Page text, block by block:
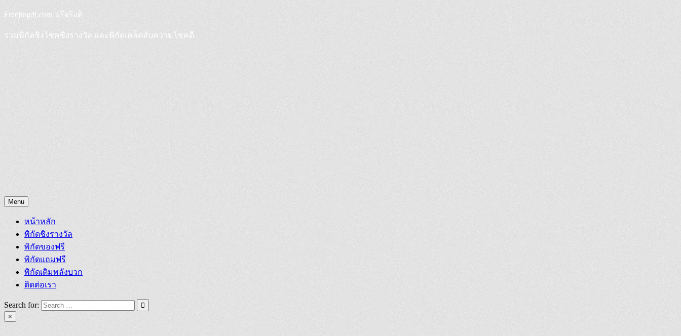
Skip
to
content
Freejingdi.com ฟรีจริงดิ
รวมพิกัดชิงโชคชิงรางวัล และพิกัดเคล็ดลับความโชคดี
Menu
หน้าหลัก
พิกัดชิงรางวัล
พิกัดของฟรี
พิกัดแถมฟรี
พิกัดเติมพลังบวก
ติดต่อเรา
Search for:
×